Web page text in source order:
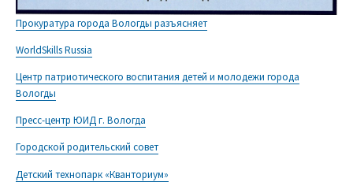
Прокуратура города Вологды разъясняет
WorldSkills Russia
Центр патриотического воспитания детей и молодежи города
Вологды
Пресс-центр ЮИД г. Вологда
Городской родительский совет
Детский технопарк «Кванториум»